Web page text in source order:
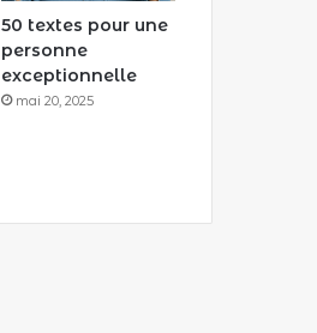
50 textes pour une
personne
exceptionnelle
mai 20, 2025